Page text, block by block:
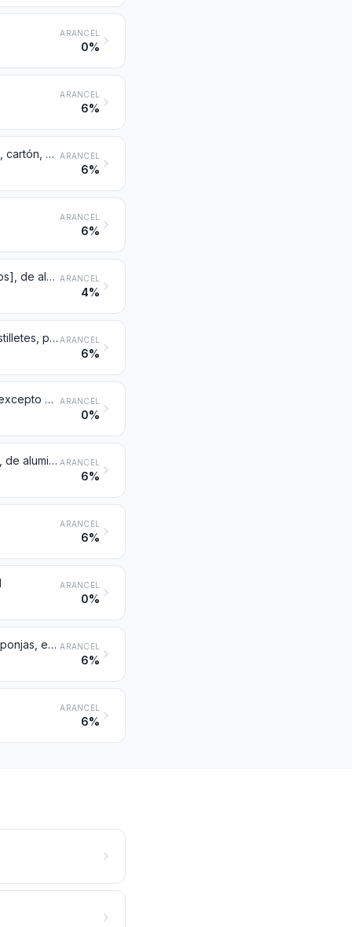
ARANCEL
0%
ARANCEL
6%
Hojas y tiras, delgadas, de aluminio, incluso impresas o fijadas sobre papel, cartón, plástico o soportes similares, de espesor inferior o igual a 0,2 mm (sin incluir el soporte) ARANCEL
6%
ARANCEL
6%
Accesorios de tuberías [por ejemplo: empalmes (rácores), codos, manguitos], de aluminio ARANCEL
4%
Construcciones y sus partes (por ejemplo: puentes y sus partes, torres, castilletes, pilares, columnas, armazones para techumbre, techados, puertas y ventanas y sus marcos, contramarcos y umbrales, barandillas), de aluminio (excepto las construcciones prefabricadas de la partida 9406); chapas, barras, perfiles, tubos y similares, de aluminio, preparados para la construcción ARANCEL
6%
Depósitos, cisternas, cubas y recipientes similares para cualquier materia (excepto gas comprimido o licuado), de aluminio, de capacidad superior a 300 l, sin dispositivos mecánicos ni térmicos, incluso con revestimiento interior o calorífugo ARANCEL
0%
Depósitos, barriles, tambores, bidones, botes, cajas y recipientes similares, de aluminio (incluidos los envases tubulares rígidos o flexibles), para cualquier materia (excepto gas comprimido o licuado), de capacidad inferior o igual a 300 l, sin dispositivos mecánicos ni térmicos, incluso con revestimiento interior o calorífugo ARANCEL
6%
ARANCEL
6%
ARANCEL
0%
Artículos de uso doméstico, higiene o tocador y sus partes, de aluminio; esponjas, estropajos, guantes y artículos similares para fregar, lustrar o usos análogos, de aluminio ARANCEL
6%
ARANCEL
6%